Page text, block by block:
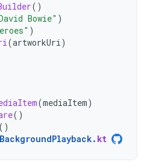
()
Bowie" )
)
(artworkUri)
(mediaItem)
()
()
BackgroundPlayback. kt